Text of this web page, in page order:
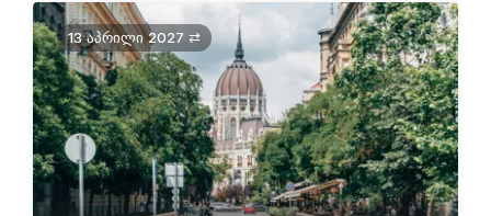
13 აპრილი 2027 ⇄